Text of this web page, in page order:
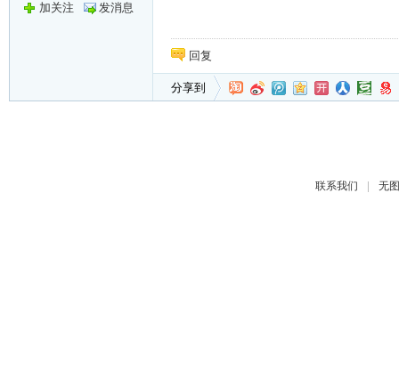
加关注 发消息
回复
分享到
联系我们 | 无